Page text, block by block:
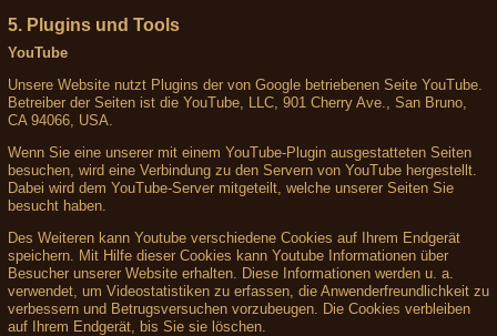
5. Plugins und Tools
YouTube
Unsere Website nutzt Plugins der von Google betriebenen Seite YouTube.
Betreiber der Seiten ist die YouTube, LLC, 901 Cherry Ave., San Bruno,
CA 94066, USA.
Wenn Sie eine unserer mit einem YouTube-Plugin ausgestatteten Seiten
besuchen, wird eine Verbindung zu den Servern von YouTube hergestellt.
Dabei wird dem YouTube-Server mitgeteilt, welche unserer Seiten Sie
besucht haben.
Des Weiteren kann Youtube verschiedene Cookies auf Ihrem Endgerät
speichern. Mit Hilfe dieser Cookies kann Youtube Informationen über
Besucher unserer Website erhalten. Diese Informationen werden u. a.
verwendet, um Videostatistiken zu erfassen, die Anwenderfreundlichkeit zu
verbessern und Betrugsversuchen vorzubeugen. Die Cookies verbleiben
auf Ihrem Endgerät, bis Sie sie löschen.